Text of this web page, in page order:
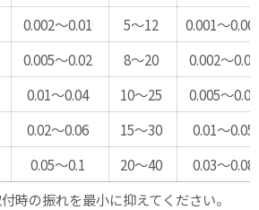
0.002～0.01 5～12
0.001～
0.005～0.02 8～20
0.002～0.01
0.01～0.04 10～25
0.005～0.02
0.02～0.06 15～30
0.01～0.05
0.05～0.1 20～40 0.03～0.08
付時の振れを最小に抑えてください。